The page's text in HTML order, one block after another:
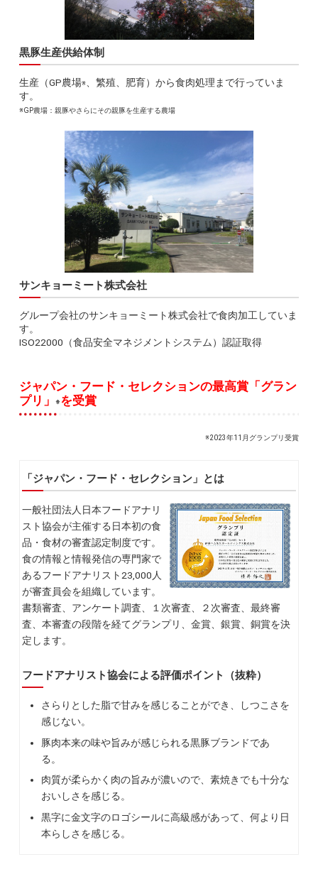
黒豚生産供給体制
生産（GP農場※、繁殖、肥育）から食肉処理まで行っていま
す。
※GP農場：親豚やさらにその親豚を生産する農場
サンキョーミート株式会社
グループ会社のサンキョーミート株式会社で食肉加工していま
す。
ISO22000（食品安全マネジメントシステム）認証取得
ジャパン・フード・セレクションの最高賞「グラン
プリ」
※を受賞
※2023年11月グランプリ受賞
「ジャパン・フード・セレクション」とは
一般社団法人日本フードアナリ
スト協会が主催する日本初の食
品・食材の審査認定制度です。
食の情報と情報発信の専門家で
あるフードアナリスト23,000人
が審査員会を組織しています。
書類審査、アンケート調査、１次審査、２次審査、最終審
査、本審査の段階を経てグランプリ、金賞、銀賞、銅賞を決
定します。
フードアナリスト協会による評価ポイント（抜粋）
さらりとした脂で甘みを感じることができ、しつこさを
感じない。
豚肉本来の味や旨みが感じられる黒豚ブランドであ
る。
肉質が柔らかく肉の旨みが濃いので、素焼きでも十分な
おいしさを感じる。
黒字に金文字のロゴシールに高級感があって、何より日
本らしさを感じる。